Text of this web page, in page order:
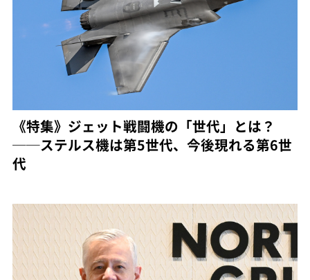
《特集》ジェット戦闘機の「世代」とは？
──ステルス機は第5世代、今後現れる第6世
代